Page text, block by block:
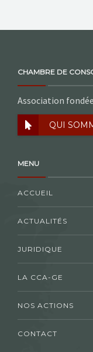
CHAMBRE DE
Association
QUI
MENU
ACCUEIL
ACTUALITÉS
JURIDIQUE
LA CCA-GE
NOS ACTIONS
CONTACT